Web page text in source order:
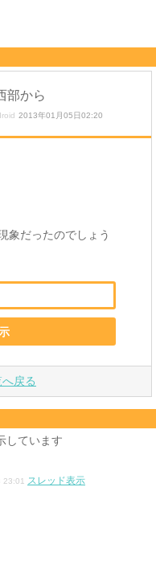
部から
2013年01月05日02:20
象だったのでしょう
戻る
しています
23:01
スレッド表示